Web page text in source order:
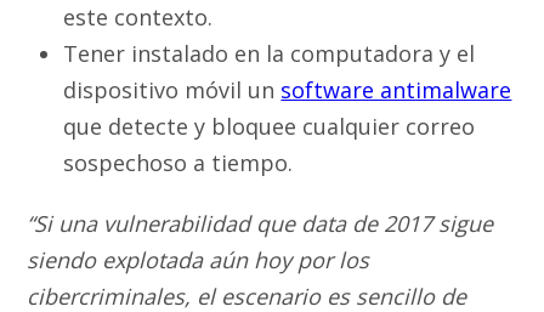
este contexto.
Tener instalado en la computadora y el
dispositivo móvil un software antimalware
que detecte y bloquee cualquier correo
sospechoso a tiempo.
“Si una vulnerabilidad que data de 2017 sigue
siendo explotada aún hoy por los
cibercriminales, el escenario es sencillo de